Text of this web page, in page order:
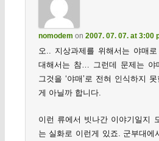
nomodem on 2007. 07. 07. at 3:00
오.. 지상과제를 위해서는 야매
대해서는 참… 그런데 문제는 야
그것을 ‘야매’로 전혀 인식하지
게 아닐까 합니다.
이런 류에서 빗나간 이야기일지
는 실화로 이런게 있죠. 군부대에